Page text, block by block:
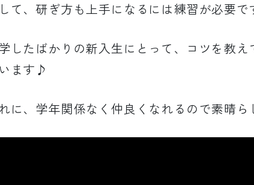
て、研ぎ方も上手になるには練習が必要で
したばかりの新入生にとって、コツを教
ます♪
に、学年関係なく仲良くなれるので素晴ら